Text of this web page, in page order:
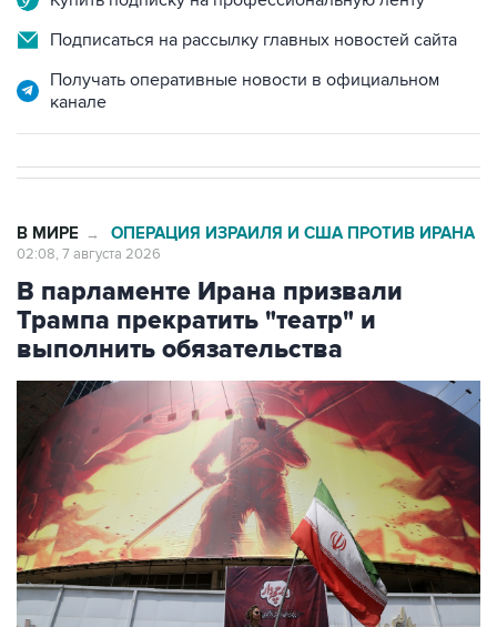
Подписаться на рассылку главных новостей сайта
Получать оперативные новости в официальном
канале
В МИРЕ → ОПЕРАЦИЯ ИЗРАИЛЯ И США ПРОТИВ ИРАНА
02:08, 7 августа 2026
В парламенте Ирана призвали
Трампа прекратить "театр" и
выполнить обязательства